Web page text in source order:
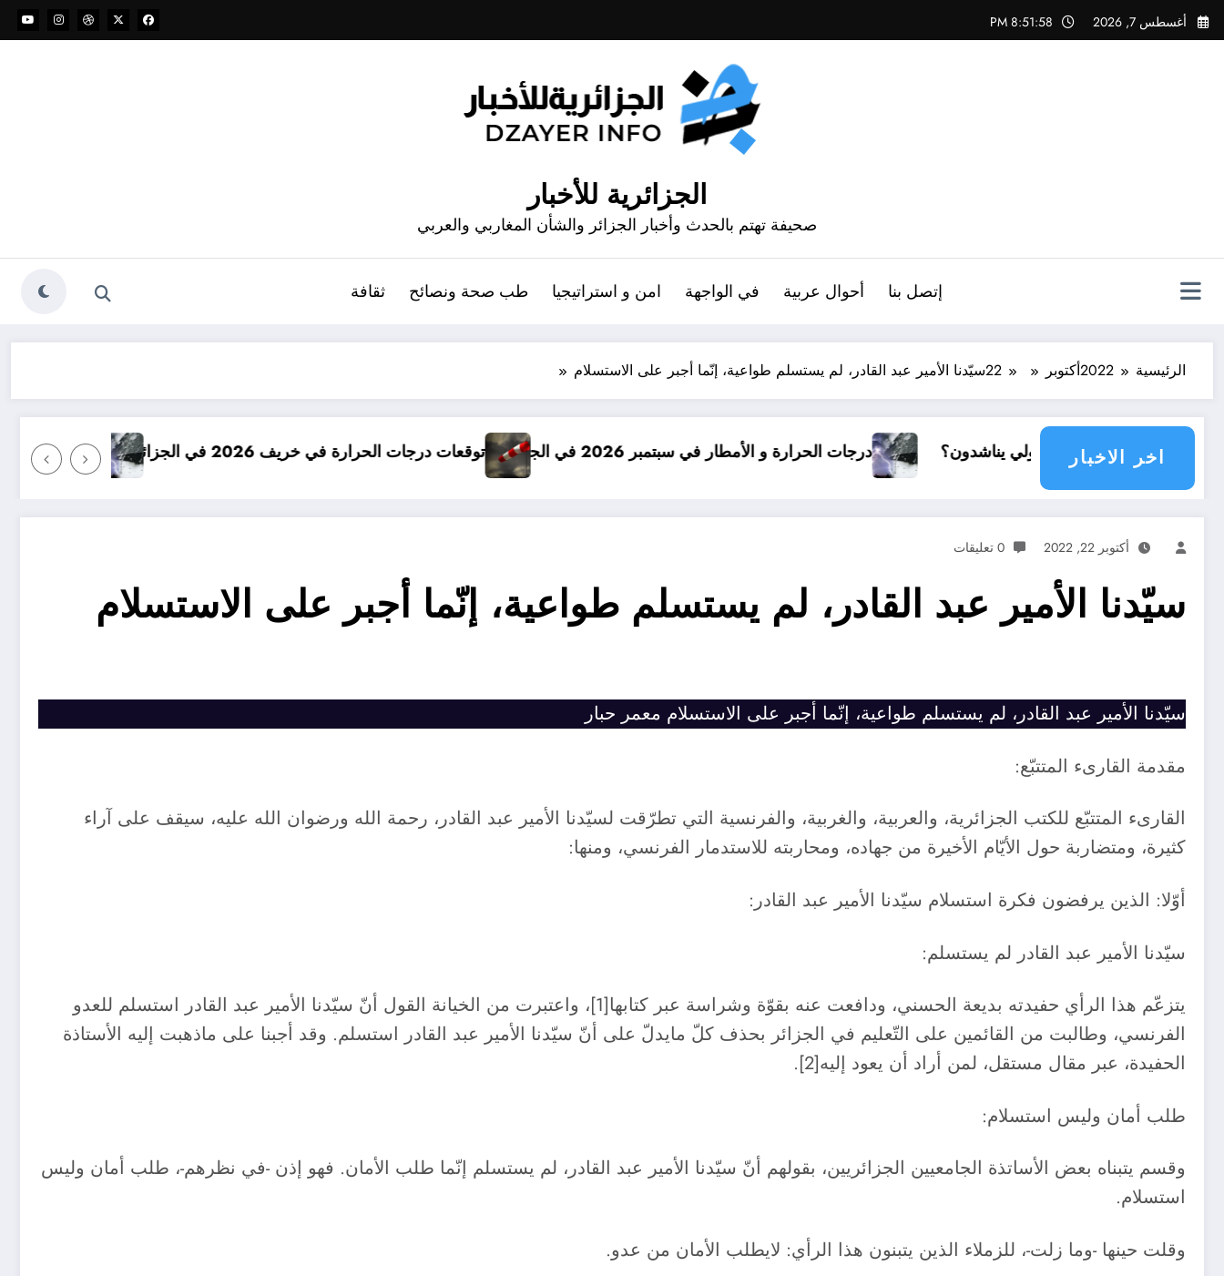
التجاوز
إلى
أغسطس 7, 2026 8:51:59 PM
الجزائرية للأخبار
صحيفة تهتم بالحدث وأخبار الجزائر والشأن المغاربي والعربي
إتصل بنا أحوال عربية في الواجهة امن و استراتيجيا طب صحة ونصائح ثقافة
الرئيسية 2022أكتوبر 22سيّدنا الأمير عبد القادر، لم يستسلم طواعية، إنّما أجبر على الاستسلام
اخر الاخبار
مجتمع دولي يناشدون؟ درجات الحرارة و الأمطار في سبتمبر 2026 في الجزائر توقعات درجات الحرارة في خريف 2026 في الجزائر امطار بكميات كبيرة جدا متوقعة في
أكتوبر 22, 2022 0 تعليقات
سيّدنا الأمير عبد القادر، لم يستسلم طواعية، إنّما أجبر على الاستسلام
سيّدنا الأمير عبد القادر، لم يستسلم طواعية، إنّما أجبر على الاستسلام معمر حبار
مقدمة القارىء المتتبّع:
القارىء المتتبّع للكتب الجزائرية، والعربية، والغربية، والفرنسية التي تطرّقت لسيّدنا الأمير عبد القادر، رحمة الله ورضوان الله عليه، سيقف على آراء
كثيرة، ومتضاربة حول الأيّام الأخيرة من جهاده، ومحاربته للاستدمار الفرنسي، ومنها:
أوّلا: الذين يرفضون فكرة استسلام سيّدنا الأمير عبد القادر:
سيّدنا الأمير عبد القادر لم يستسلم:
يتزعّم هذا الرأي حفيدته بديعة الحسني، ودافعت عنه بقوّة وشراسة عبر كتابها[1]، واعتبرت من الخيانة القول أنّ سيّدنا الأمير عبد القادر استسلم للعدو
الفرنسي، وطالبت من القائمين على التّعليم في الجزائر بحذف كلّ مايدلّ على أنّ سيّدنا الأمير عبد القادر استسلم. وقد أجبنا على ماذهبت إليه الأستاذة
الحفيدة، عبر مقال مستقل، لمن أراد أن يعود إليه[2].
طلب أمان وليس استسلام:
وقسم يتبناه بعض الأساتذة الجامعيين الجزائريين، بقولهم أنّ سيّدنا الأمير عبد القادر، لم يستسلم إنّما طلب الأمان. فهو إذن -في نظرهم-، طلب أمان وليس
استسلام.
وقلت حينها -وما زلت-، للزملاء الذين يتبنون هذا الرأي: لايطلب الأمان من عدو.